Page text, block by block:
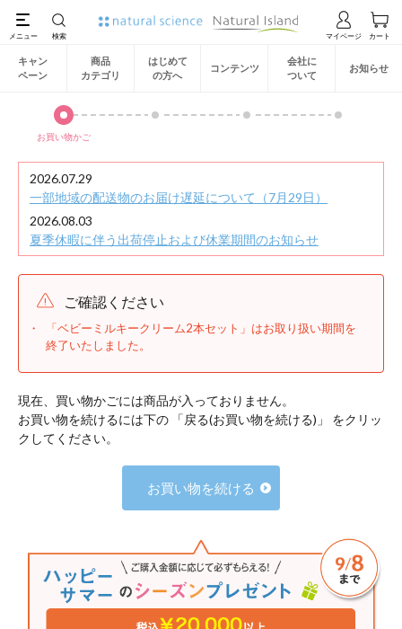
キャン
ペーン
商品
カテゴリ
はじめて
の方へ
コンテンツ
会社に
ついて
お知らせ
お買い物かご
2026.07.29
一部地域の配送物のお届け遅延について（7月29日）
2026.08.03
夏季休暇に伴う出荷停止および休業期間のお知らせ
ご確認ください
「ベビーミルキークリーム2本セット」はお取り扱い期間を
終了いたしました。
現在、買い物かごには商品が入っておりません。
お買い物を続けるには下の 「戻る(お買い物を続ける)」 をクリッ
クしてください。
お買い物を続ける